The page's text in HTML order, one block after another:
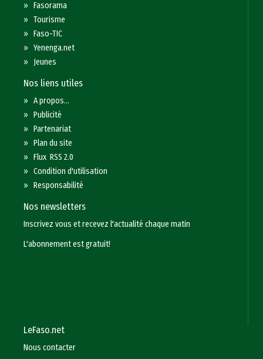
»Fasorama
»Tourisme
»Faso-TIC
»Yenenga.net
» Jeunes
Nos liens utiles
»A propos...
»Publicité
»Partenariat
»Plan du site
»Flux RSS 2.0
»Condition d'utilisation
»Responsabilité
Nos newsletters
Inscrivez vous et recevez l'actualité chaque matin
L'abonnement est gratuit!
LeFaso.net
Nous contacter